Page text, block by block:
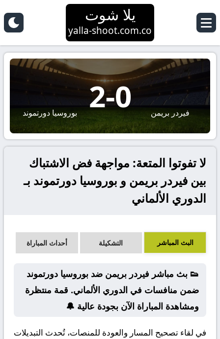
يلا شوت
yalla-shoot.com.co
فيردر بريمن 0
-
2 بوروسيا دورتموند
لا تفوتوا المتعة: مواجهة فض الاشتباك
بين فيردر بريمن و بوروسيا دورتموند بـ
الدوري الألماني
البث المباشر التشكيلة أحداث المباراة
👟 بث مباشر فيردر بريمن ضد بوروسيا دورتموند
ضمن منافسات في الدوري الألماني. قمة منتظرة
ومشاهدة المباراة الآن بجودة عالية 🔔
في لقاء تصحيح المسار والعودة للمنصات، تُحدث التبديلات